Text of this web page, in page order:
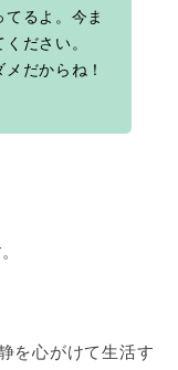
るよ。今ま
ださい。
だからね！
を心がけて生活す